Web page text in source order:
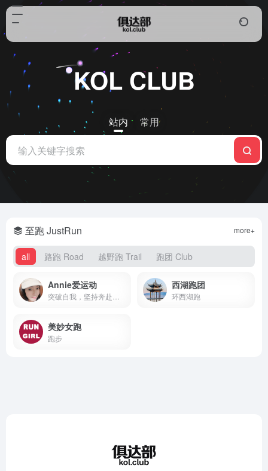
KOL CLUB
站内 常用
至跑 JustRun
all 路跑 Road 越野跑 Trail 跑团 Club
more+
Annie爱运动 西湖跑团
环西湖跑
美妙女跑
跑步